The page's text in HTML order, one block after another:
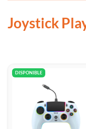
Joystick
DISPONIBLE